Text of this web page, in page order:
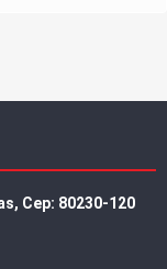
Cep: 80230-120